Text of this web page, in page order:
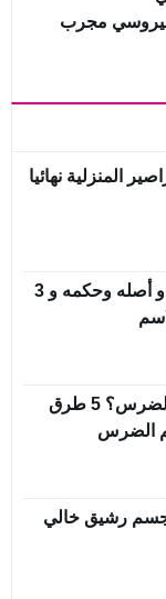
مجرب
المنزلية نهائيا
معنى اسم موزة و أصله وحكمه و 3
كيف اخفف الم الضرس؟ 5 طرق
الضرس
رشيق خالي